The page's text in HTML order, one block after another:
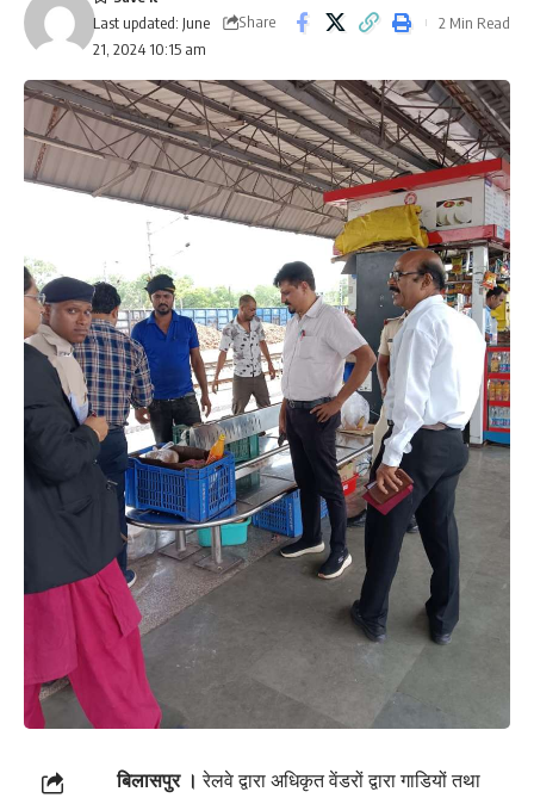
Last updated: June
21, 2024 10:15 am
Share 2 Min Read
बिलासपुर । रेलवे द्वारा अधिकृत वेंडरों द्वारा गाडियों तथा